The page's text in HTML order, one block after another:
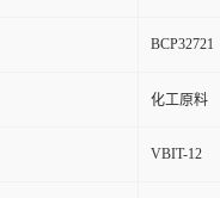
BCP32721
化工原料
VBIT-12